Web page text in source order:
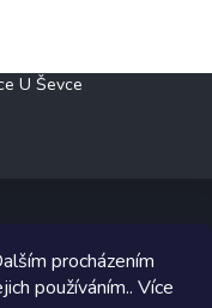
procházením
používáním.. Více
U Ševce
práva vyhrazena.